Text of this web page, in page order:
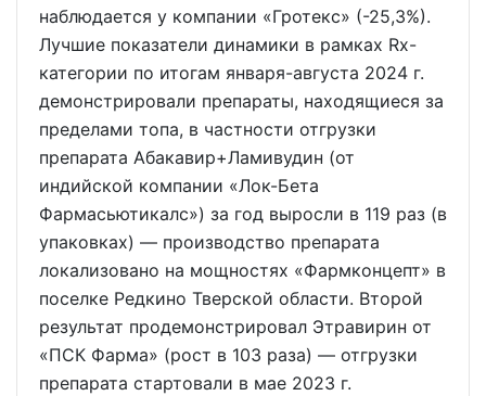
наблюдается у компании «Гротекс» (-25,3%).
Лучшие показатели динамики в рамках Rx-
категории по итогам января-августа 2024 г.
демонстрировали препараты, находящиеся за
пределами топа, в частности отгрузки
препарата Абакавир+Ламивудин (от
индийской компании «Лок-Бета
Фармасьютикалс») за год выросли в 119 раз (в
упаковках) — производство препарата
локализовано на мощностях «Фармконцепт» в
поселке Редкино Тверской области. Второй
результат продемонстрировал Этравирин от
«ПСК Фарма» (рост в 103 раза) — отгрузки
препарата стартовали в мае 2023 г.